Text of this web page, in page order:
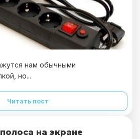
нам обычными
но...
Читать пост
на экране